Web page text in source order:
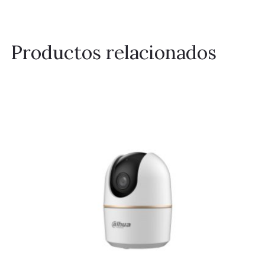
Productos relacionados